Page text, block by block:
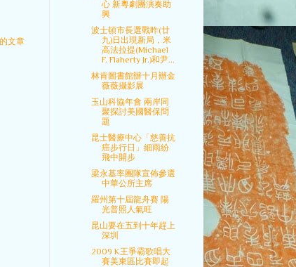
文章
心 新粵劇團演奏助
興
波士頓市長選戰昨(廿
九)日出現新局，米
高法拉提(Michael
F. Flaherty Jr.)和尹...
林肯圖書館辦十月辦金
薇薇攝影展
玉山科協年會 兩岸同
聚探討美國醫保問
題
昆士醫療中心「慈善抗
癌步行日」細雨紛
飛中開步
梁永基率團隊宣佈參選
中華公所主席
羅州第十屆龍舟賽 陽
光普照人氣旺
昆山要在五到十年趕上
深圳
2009 K王爭霸歌唱大
賽美東區比賽即起